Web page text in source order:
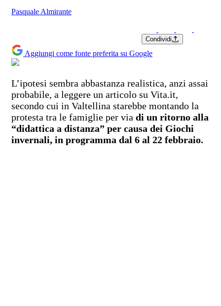
Pasquale Almirante
Condividi
Aggiungi come fonte preferita su Google
L’ipotesi sembra abbastanza realistica, anzi assai
probabile, a leggere un articolo su Vita.it,
secondo cui in Valtellina starebbe montando la
protesta tra le famiglie per via di un ritorno alla
“didattica a distanza” per causa dei Giochi
invernali, in programma dal 6 al 22 febbraio.